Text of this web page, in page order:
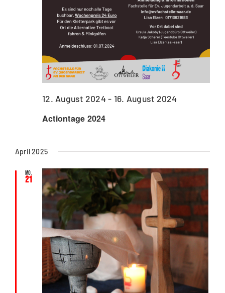
Actiontage 2024
12. August 2024 - 16. August 2024
April 2025
Mo.
21